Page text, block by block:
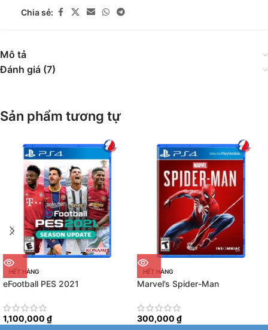
Chia sẻ:
Mô tả
Đánh giá (7)
Sản phẩm tương tự
HẾT HÀNG
eFootball PES 2021
1,100,000 ₫
HẾT HÀNG
Marvel’s Spider-Man
300,000 ₫